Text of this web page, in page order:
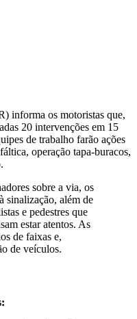
informa os motoristas que,
20 intervenções em 15
de trabalho farão ações
operação tapa-buracos,
sobre a via, os
sinalização, além de
e pedestres que
estar atentos. As
de faixas e,
de veículos.